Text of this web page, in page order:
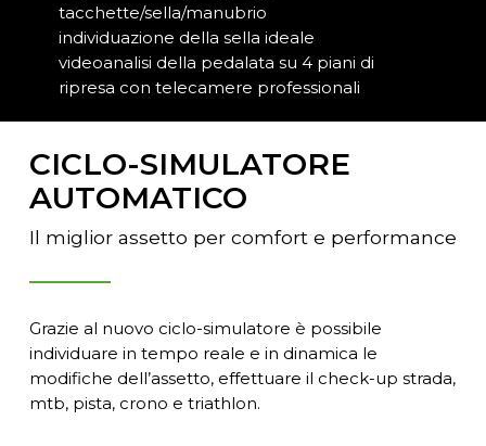
tacchette/sella/manubrio
individuazione della sella ideale
videoanalisi della pedalata su 4 piani di
ripresa con telecamere professionali
CICLO-SIMULATORE
AUTOMATICO
Il miglior assetto per comfort e performance
Grazie al nuovo ciclo-simulatore è possibile
individuare in tempo reale e in dinamica le
modifiche dell’assetto, effettuare il check-up strada,
mtb, pista, crono e triathlon.